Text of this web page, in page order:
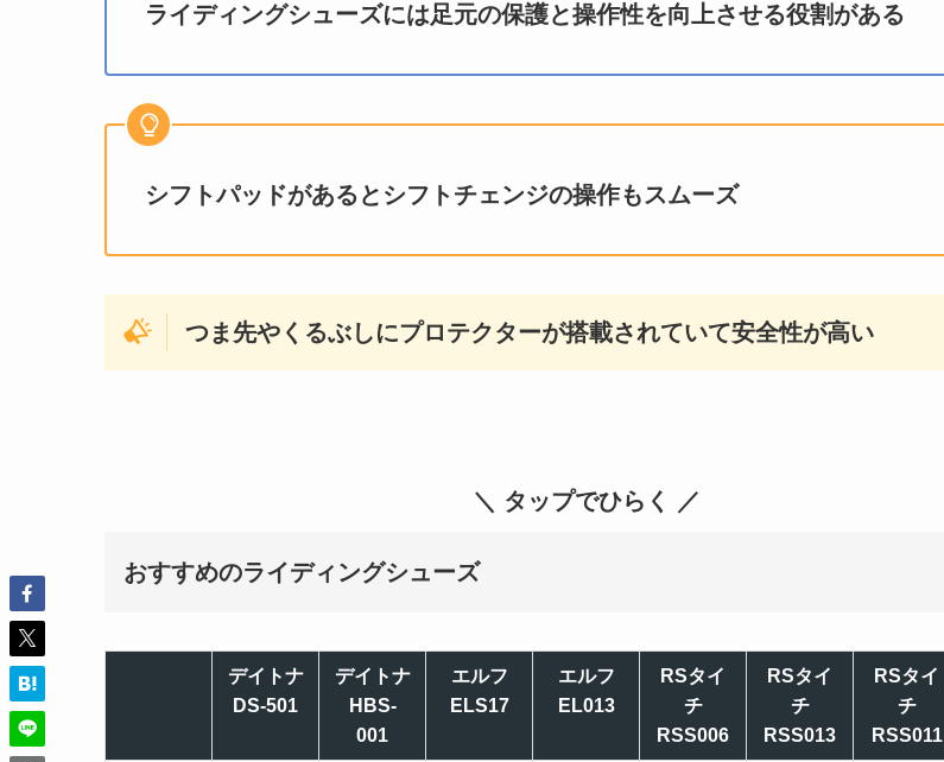
ライディングシューズには足元の保護と操作性を向上させる役割がある
シフトパッドがあるとシフトチェンジの操作もスムーズ
つま先やくるぶしにプロテクターが搭載されていて安全性が高い
＼ タップでひらく ／
おすすめのライディングシューズ
デイトナ
DS-501
デイトナ
HBS-
001
エルフ
ELS17
エルフ
EL013
RSタイ
チ
RSS006
RSタイ
チ
RSS013
RSタイ
チ
RSS011